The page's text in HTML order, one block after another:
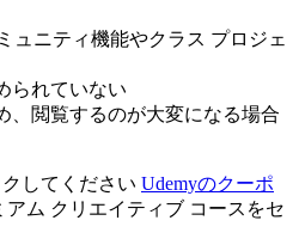
ュニティ機能やクラス プロジェ
られていない
、閲覧するのが大変になる場合
してください Udemyのクーポ
アム クリエイティブ コースをセ